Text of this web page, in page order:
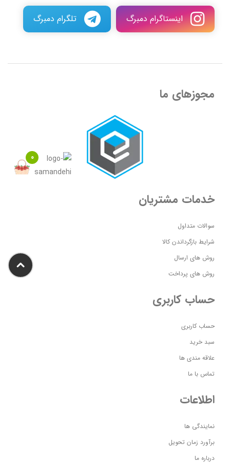
اینستاگرام دمبرگ تلگرام دمبرگ
مجوزهای ما
خدمات مشتریان
سوالات متداول
شرایط بازگرداندن کالا
روش های ارسال
روش های پرداخت
حساب کاربری
حساب کاربری
سبد خرید
علاقه مندی ها
تماس با ما
اطلاعات
نمایندگی ها
برآورد زمان تحویل
درباره ما
0